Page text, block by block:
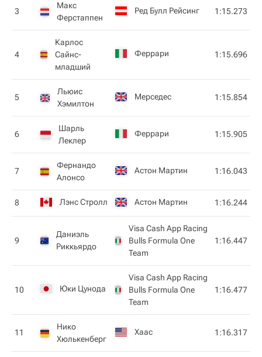
3
Макс
Ферстаппен
Ред Булл Рейсинг 1:15.273
4
Карлос
Сайнс-
младший
Феррари 1:15.696
5
Льюис
Хэмилтон
Мерседес 1:15.854
6
Шарль
Леклер
Феррари 1:15.905
7
Фернандо
Алонсо
Астон Мартин 1:16.043
8 Лэнс Стролл Астон Мартин 1:16.244
9
Даниэль
Риккьярдо
Visa Cash App Racing
Bulls Formula One
Team
1:16.447
10 Юки Цунода
Visa Cash App Racing
Bulls Formula One
Team
1:16.477
11
Нико
Хюлькенберг
Хаас 1:16.317